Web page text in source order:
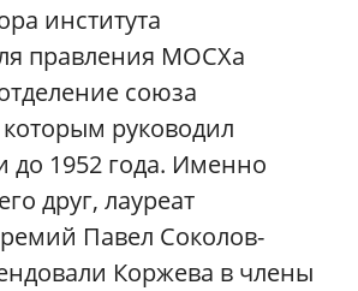
института
правления МОСХа
союза
руководил
до 1952 года. Именно
друг, лауреат
Павел Соколов-
Коржева в члены